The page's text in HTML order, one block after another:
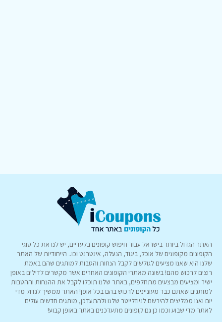
האתר הגדול ביותר בישראל עבור חיפוש קופונים בלעדיים, יש לנו את כל סוגי
הקופונים מקופונים של אוכל, ביגוד, הנעלה, אינטרנט וכו.. הייחודיות של האתר
שלנו היא שאנו מציעים לגולשים לקבל הנחות והטבות למותגים שהם באמת
רוצים לרכוש מהם! בשונה מאתרי הקופונים האחרים אשר מקשרים לדילים באופן
ישיר ומציעים מבצעים מתחלפים, באתר שלנו תוכלו לקבל את ההנחות וההטבות
למותגים שאתם כבר מעוניינים לרכוש בהם בכל אופן! האתר ממשיך לגדול מדי
יום ואנו ממליצים להירשם לניוזלייטר שלנו ולהתעדכן, מותגים חדשים עולים
לאתר מדי שבוע וכמו כן גם קופונים מתעדכנים באתר באופן קבוע!